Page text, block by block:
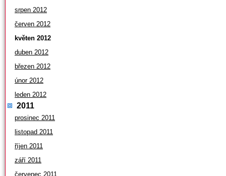
srpen 2012
červen 2012
květen 2012
duben 2012
březen 2012
únor 2012
leden 2012
2011
prosinec 2011
listopad 2011
říjen 2011
září 2011
červenec 2011